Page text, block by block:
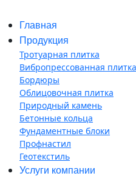
Главная
Продукция
Тротуарная плитка
Вибропрессованная плитка
Бордюры
Облицовочная плитка
Природный камень
Бетонные кольца
Фундаментные блоки
Профнастил
Геотекстиль
Услуги компании